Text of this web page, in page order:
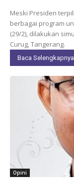
Meski Presiden
berbagai program
(29/2), dilakukan
Curug, Tangerang.
Baca Selengkapnya
Opini